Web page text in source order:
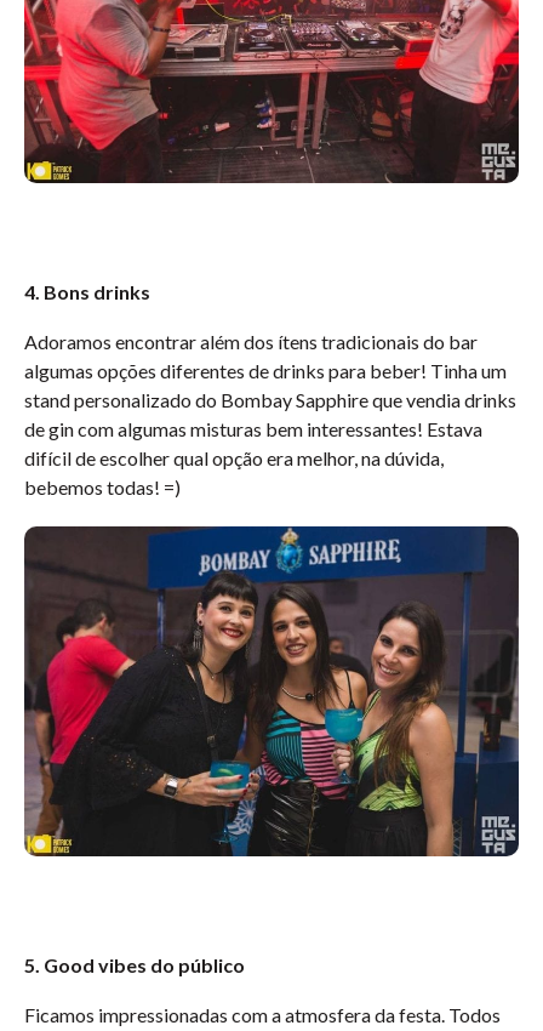
4. Bons drinks
Adoramos encontrar além dos ítens tradicionais do bar
algumas opções diferentes de drinks para beber! Tinha um
stand personalizado do Bombay Sapphire que vendia drinks
de gin com algumas misturas bem interessantes! Estava
difícil de escolher qual opção era melhor, na dúvida,
bebemos todas! =)
5. Good vibes do público
Ficamos impressionadas com a atmosfera da festa. Todos